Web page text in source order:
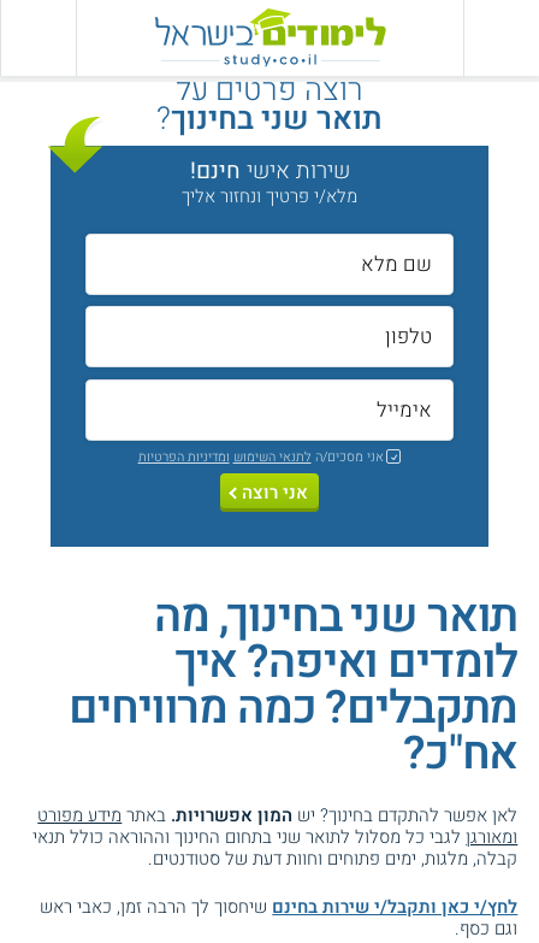
תואר שני בחינוך, מה
לומדים ואיפה? איך
מתקבלים? כמה מרוויחים
אח"כ?
לאן אפשר להתקדם בחינוך? יש המון אפשרויות. באתר מידע מפורט
ומאורגןלגבי כל מסלול לתואר שני בתחום החינוך וההוראה כולל תנאי
קבלה, מלגות, ימים פתוחים וחוות דעת של סטודנטים.
לחץ/י כאן ותקבל/י שירות בחינם שיחסוך לך הרבה זמן, כאבי ראש
וגם כסף.
רוצה פרטים על
תואר שני בחינוך?
שירות אישי חינם!
מלא/י פרטיך ונחזור אליך
אני מסכים/ה לתנאי השימוש ומדיניות הפרטיות
אני רוצה